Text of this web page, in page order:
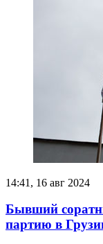
14:41, 16 авг 2024
Бывший
партию в